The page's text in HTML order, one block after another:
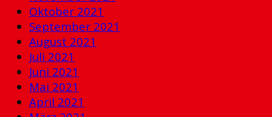
Oktober 2021
September 2021
August 2021
Juli 2021
Juni 2021
Mai 2021
April 2021